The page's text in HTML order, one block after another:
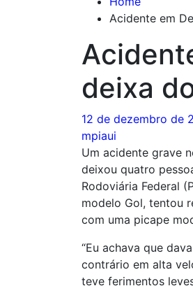
Acidente em
deixa
12 de dezembro de
mpiaui
Um acidente grave
deixou quatro
Rodoviária Federal
modelo Gol, tentou
com uma picape
“Eu achava que
contrário em alta
teve ferimentos